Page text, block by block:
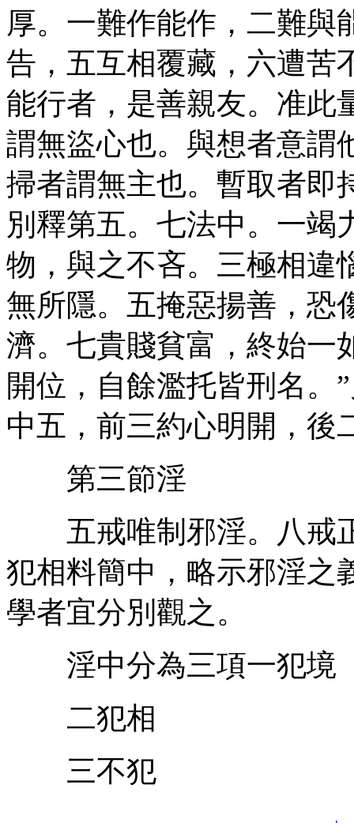
厚。一難作能作，二難與
告，五互相覆藏，六遭苦
能行者，是善親友。准此
謂無盜心也。與想者意謂
掃者謂無主也。暫取者即
別釋第五。七法中。一竭
物，與之不吝。三極相違
無所隱。五掩惡揚善，恐
濟。七貴賤貧富，終始一
開位，自餘濫托皆刑名。
中五，前三約心明開，後
第三節淫
五戒唯制邪淫。八戒
犯相料簡中，略示邪淫之
學者宜分別觀之。
淫中分為三項一犯境
二犯相
三不犯